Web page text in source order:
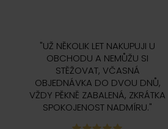
"UŽ NĚKOLIK LET NAKUPUJI U
OBCHODU A NEMŮŽU SI
STĚŽOVAT, VČASNÁ
OBJEDNÁVKA DO DVOU DNŮ,
VŽDY PĚKNĚ ZABALENÁ, ZKRÁTKA
SPOKOJENOST NADMÍRU."